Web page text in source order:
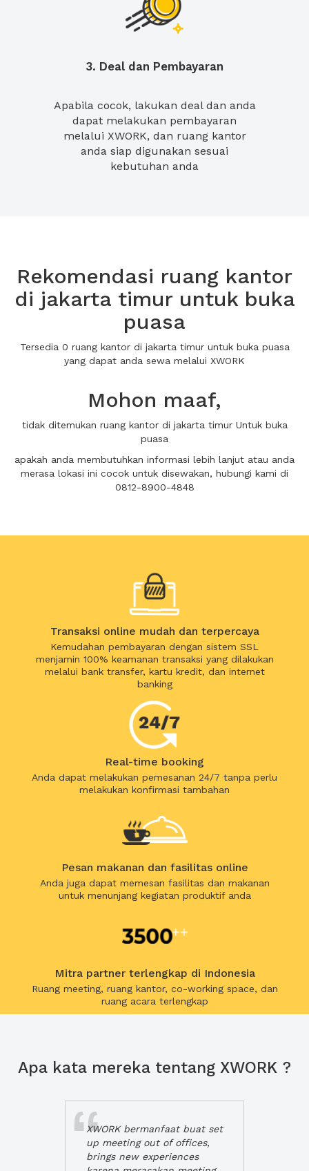
3. Deal dan Pembayaran
Apabila cocok, lakukan deal dan anda
dapat melakukan pembayaran
melalui XWORK, dan ruang kantor
anda siap digunakan sesuai
kebutuhan anda
Rekomendasi ruang kantor
di jakarta timur untuk buka
puasa
Tersedia 0 ruang kantor di jakarta timur untuk buka puasa
yang dapat anda sewa melalui XWORK
Mohon maaf,
tidak ditemukan ruang kantor di jakarta timur Untuk buka
puasa
apakah anda membutuhkan informasi lebih lanjut atau anda
merasa lokasi ini cocok untuk disewakan, hubungi kami di
0812-8900-4848
Transaksi online mudah dan terpercaya
Kemudahan pembayaran dengan sistem SSL
menjamin 100% keamanan transaksi yang dilakukan
melalui bank transfer, kartu kredit, dan internet
banking
Real-time booking
Anda dapat melakukan pemesanan 24/7 tanpa perlu
melakukan konfirmasi tambahan
Pesan makanan dan fasilitas online
Anda juga dapat memesan fasilitas dan makanan
untuk menunjang kegiatan produktif anda
Mitra partner terlengkap di Indonesia
Ruang meeting, ruang kantor, co-working space, dan
ruang acara terlengkap
Apa kata mereka tentang XWORK ?
XWORK bermanfaat buat set
up meeting out of offices,
brings new experiences